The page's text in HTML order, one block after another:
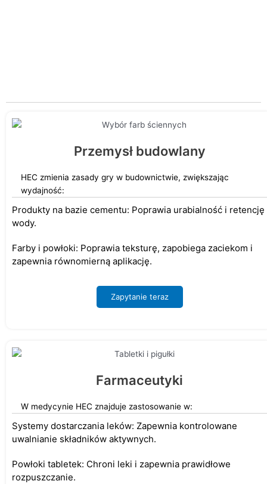
Przemysł budowlany
HEC zmienia zasady gry w budownictwie, zwiększając
wydajność:
Produkty na bazie cementu: Poprawia urabialność i retencję
wody.
Farby i powłoki: Poprawia teksturę, zapobiega zaciekom i
zapewnia równomierną aplikację.
Zapytanie teraz
Farmaceutyki
W medycynie HEC znajduje zastosowanie w:
Systemy dostarczania leków: Zapewnia kontrolowane
uwalnianie składników aktywnych.
Powłoki tabletek: Chroni leki i zapewnia prawidłowe
rozpuszczanie.